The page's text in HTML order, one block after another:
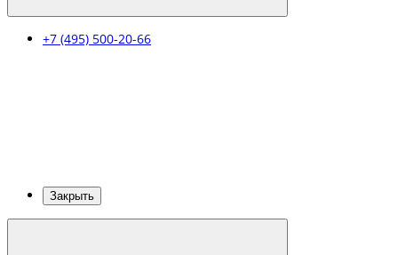
+7 (495) 500-20-66
Закрыть